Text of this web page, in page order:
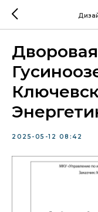
2025-05-12 08:42